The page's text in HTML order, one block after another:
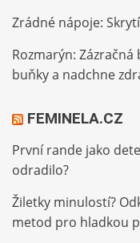
Zrádné nápoje:
Rozmarýn:
buňky a nadchne
FEMINELA.CZ
První rande jako
odradilo?
Žiletky minulostí?
metod pro hladkou